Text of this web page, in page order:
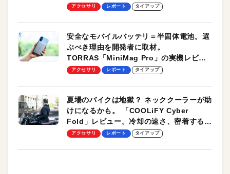
のモバイルユースに最適！
アクセサリ レポート タイアップ
安全なモバイルバッテリ＝半固体電池。選
ぶべき理由を開発者に取材。
TORRAS「MiniMag Pro」の実機レビュ
ーも
アクセサリ レポート タイアップ
夏場のバイクは地獄？ ネッククーラーが助
けになるかも。 「COOLiFY Cyber
Fold」レビュー。冷却の速さ、密着する冷
却プレート、シンプルな操作性がグッド！
アクセサリ レポート タイアップ